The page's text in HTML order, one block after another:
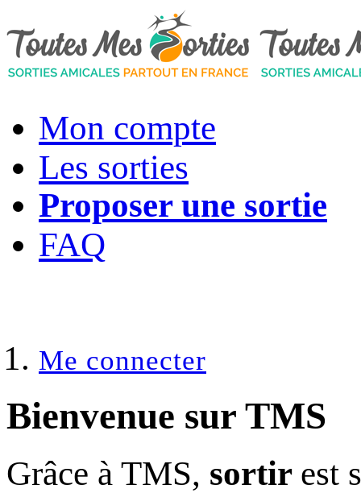
Mon compte
Les sorties
Proposer une sortie
FAQ
Me connecter
Bienvenue sur TMS
Grâce à TMS, sortir est